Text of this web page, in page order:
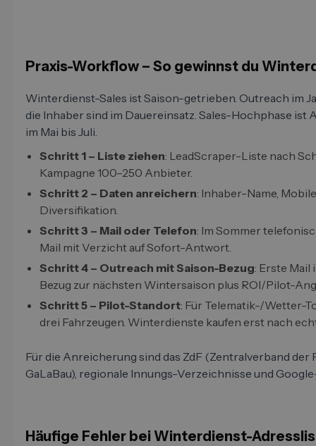
Praxis-Workflow – So gewinnst du
Winterdienst-Sales ist Saison-getrieben. Outreach im
die Inhaber sind im Dauereinsatz. Sales-Hochphase ist
im Mai bis Juli.
Schritt 1 – Liste ziehen: LeadScraper-Liste nach
Kampagne 100–250 Anbieter.
Schritt 2 – Daten anreichern: Inhaber-Name,
Diversifikation.
Schritt 3 – Mail oder Telefon: Im Sommer
Mail mit Verzicht auf Sofort-Antwort.
Schritt 4 – Outreach mit Saison-Bezug: Erste Mail
Bezug zur nächsten Wintersaison plus ROI/Pilot-
Schritt 5 – Pilot-Standort: Für Telematik-/Wetter-
drei Fahrzeugen. Winterdienste kaufen erst nach
Für die Anreicherung sind das ZdF (Zentralverband
GaLaBau), regionale Innungs-Verzeichnisse und
Häufige Fehler bei Winterdienst-